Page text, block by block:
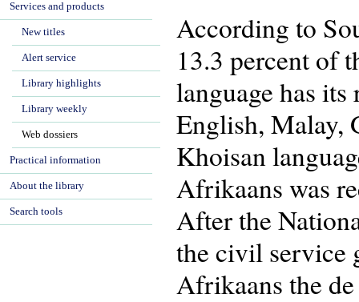
According to
13.3 percent of
language has
English, Malay,
Khoisan
Afrikaans was
After the
the civil service
Afrikaans the
Services and products
New titles
Alert service
Library highlights
Library weekly
Web dossiers
Practical information
About the library
Search tools